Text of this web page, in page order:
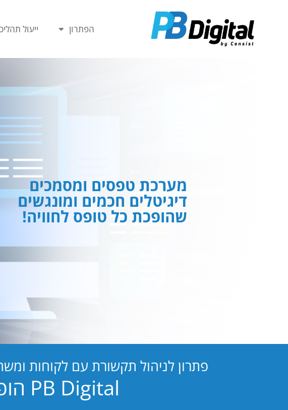
הפתרון ייעול
מערכת טפסים ומסמכים
דיגיטלים חכמים ומונגשים
שהופכת כל טופס לחוויה!
פתרון לניהול תקשורת עם לקוחות
PB Digital הופכת כל מסמך וטופס, לחוויה!